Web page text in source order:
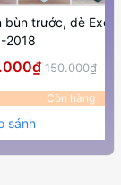
bùn trước, dè
2018
150.000₫
Còn hàng